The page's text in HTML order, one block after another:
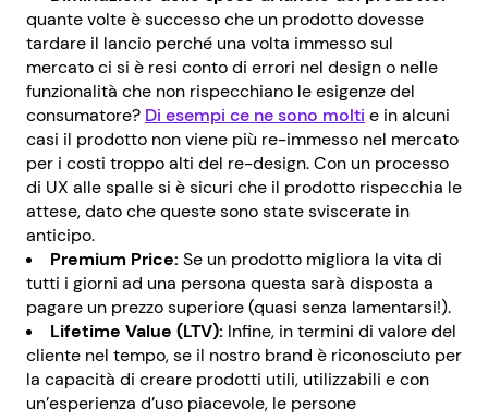
quante volte è successo che un prodotto dovesse
tardare il lancio perché una volta immesso sul
mercato ci si è resi conto di errori nel design o nelle
funzionalità che non rispecchiano le esigenze del
consumatore? Di esempi ce ne sono molti e in alcuni
casi il prodotto non viene più re-immesso nel mercato
per i costi troppo alti del re-design. Con un processo
di UX alle spalle si è sicuri che il prodotto rispecchia le
attese, dato che queste sono state sviscerate in
anticipo.
Premium Price: Se un prodotto migliora la vita di
tutti i giorni ad una persona questa sarà disposta a
pagare un prezzo superiore (quasi senza lamentarsi!).
Lifetime Value (LTV): Infine, in termini di valore del
cliente nel tempo, se il nostro brand è riconosciuto per
la capacità di creare prodotti utili, utilizzabili e con
un’esperienza d’uso piacevole, le persone